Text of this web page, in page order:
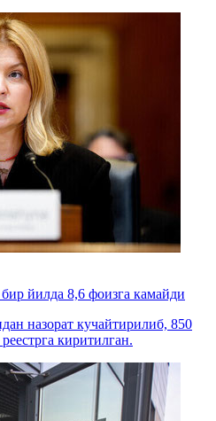
йилда 8,6 фоизга камайди
назорат кучайтирилиб, 850
киритилган.